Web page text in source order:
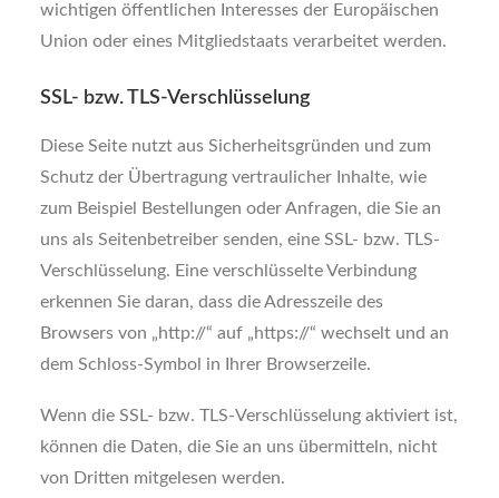
wichtigen öffentlichen Interesses der Europäischen
Union oder eines Mitgliedstaats verarbeitet werden.
SSL- bzw. TLS-Verschlüsselung
Diese Seite nutzt aus Sicherheitsgründen und zum
Schutz der Übertragung vertraulicher Inhalte, wie
zum Beispiel Bestellungen oder Anfragen, die Sie an
uns als Seitenbetreiber senden, eine SSL- bzw. TLS-
Verschlüsselung. Eine verschlüsselte Verbindung
erkennen Sie daran, dass die Adresszeile des
Browsers von „http://“ auf „https://“ wechselt und an
dem Schloss-Symbol in Ihrer Browserzeile.
Wenn die SSL- bzw. TLS-Verschlüsselung aktiviert ist,
können die Daten, die Sie an uns übermitteln, nicht
von Dritten mitgelesen werden.